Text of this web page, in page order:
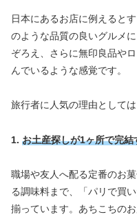
日本にあるお店に例えると
のような品質の良いグルメ
ぞろえ、さらに無印良品や
んでいるような感覚です。
旅行者に人気の理由として
1. お土産探しが1ヶ所で完
職場や友人へ配る定番のお
る調味料まで、「パリで買
揃っています。あちこちの